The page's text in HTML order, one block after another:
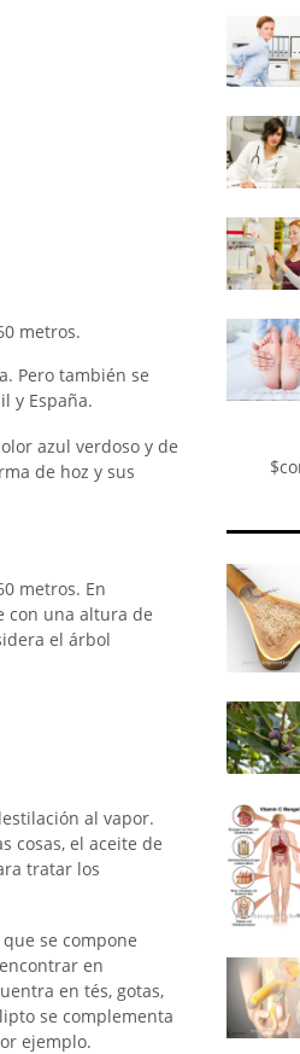
metros.
Pero también se
y España.
azul verdoso y de
de hoz y sus
metros. En
con una altura de
el árbol
al vapor.
cosas, el aceite de
tratar los
se compone
en
en tés, gotas,
se complementa
ejemplo.